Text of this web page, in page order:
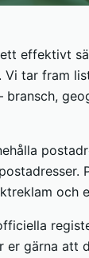
effektivt
Vi tar fram
bransch,
och
er gärna att